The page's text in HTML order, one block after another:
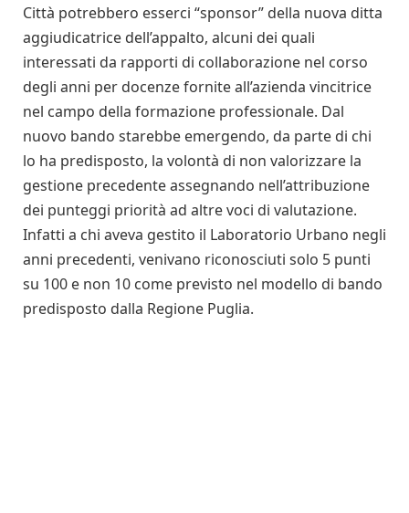
Città potrebbero esserci “sponsor” della nuova ditta
aggiudicatrice dell’appalto, alcuni dei quali
interessati da rapporti di collaborazione nel corso
degli anni per docenze fornite all’azienda vincitrice
nel campo della formazione professionale. Dal
nuovo bando starebbe emergendo, da parte di chi
lo ha predisposto, la volontà di non valorizzare la
gestione precedente assegnando nell’attribuzione
dei punteggi priorità ad altre voci di valutazione.
Infatti a chi aveva gestito il Laboratorio Urbano negli
anni precedenti, venivano riconosciuti solo 5 punti
su 100 e non 10 come previsto nel modello di bando
predisposto dalla Regione Puglia.